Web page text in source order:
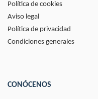
Política de cookies
Aviso legal
Política de privacidad
Condiciones generales
CONÓCENOS